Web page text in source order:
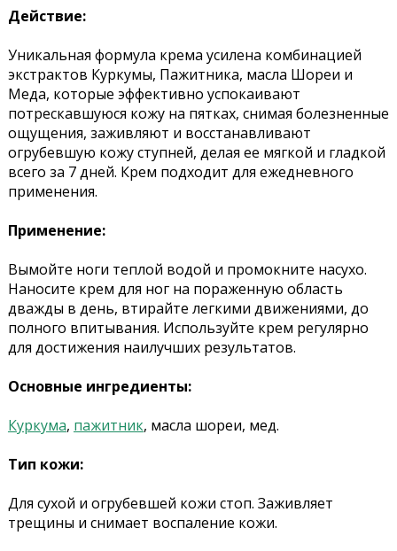
Действие:
Уникальная формула крема усилена комбинацией
экстрактов Куркумы, Пажитника, масла Шореи и
Меда, которые эффективно успокаивают
потрескавшуюся кожу на пятках, снимая болезненные
ощущения, заживляют и восстанавливают
огрубевшую кожу ступней, делая ее мягкой и гладкой
всего за 7 дней. Крем подходит для ежедневного
применения.
Применение:
Вымойте ноги теплой водой и промокните насухо.
Наносите крем для ног на пораженную область
дважды в день, втирайте легкими движениями, до
полного впитывания. Используйте крем регулярно
для достижения наилучших результатов.
Основные ингредиенты:
Куркума, пажитник, масла шореи, мед.
Тип кожи:
Для сухой и огрубевшей кожи стоп. Заживляет
трещины и снимает воспаление кожи.